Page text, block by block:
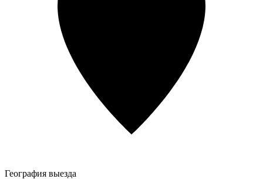
География выезда